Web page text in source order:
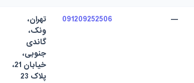
—
091209252506
تهران،
ونک،
گاندى
جنوبی،
خیابان 21،
پلاک 23